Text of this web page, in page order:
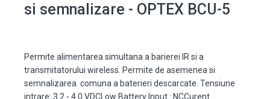
si semnalizare - OPTEX BCU-5
Permite alimentarea simultana a barierei IR si a
transmitatorului wireless. Permite de asemenea si
semnalizarea comuna a baterieri descarcate. Tensiune
intrare: 3.2 - 4.0 VDCLow Battery Input : NCCurent